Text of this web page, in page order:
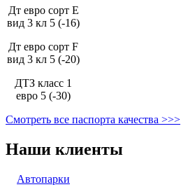
Дт евро сорт Е
вид 3 кл 5 (-16)
Дт евро сорт F
вид 3 кл 5 (-20)
ДТЗ класс 1
евро 5 (-30)
Смотреть все паспорта качества >>>
Наши клиенты
Автопарки